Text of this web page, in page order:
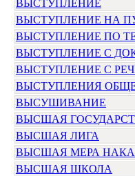
ВЫСТУПЛЕНИЕ
ВЫСТУПЛЕНИЕ НА
ВЫСТУПЛЕНИЕ ПО
ВЫСТУПЛЕНИЕ С
ВЫСТУПЛЕНИЕ С
ВЫСТУПЛЕНИЯ
ВЫСУШИВАНИЕ
ВЫСШАЯ
ВЫСШАЯ ЛИГА
ВЫСШАЯ МЕРА
ВЫСШАЯ ШКОЛА